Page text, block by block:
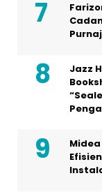
Jazz
Midea